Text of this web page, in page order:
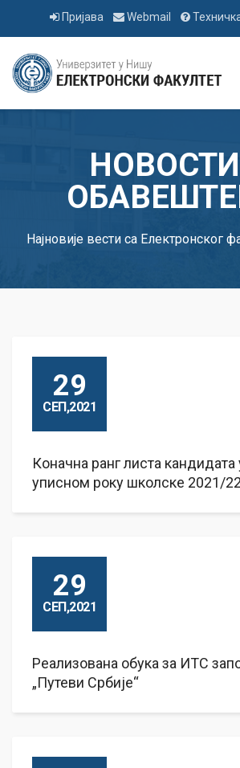
Пријава Webmail
Најновије вести са Електронског
29
СЕП,2021
Коначна ранг листа
уписном року школске 2021/
29
СЕП,2021
Реализована обука за ИТС
„Путеви Србије“